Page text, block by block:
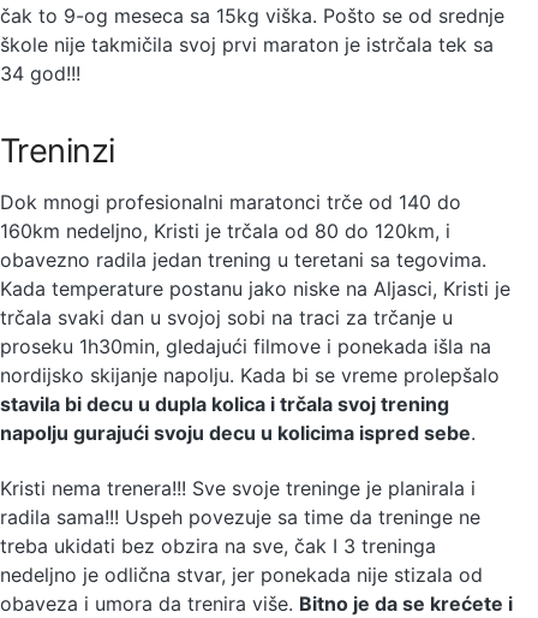
čak to 9-og meseca sa 15kg viška. Pošto se od srednje
škole nije takmičila svoj prvi maraton je istrčala tek sa
34 god!!!
Treninzi
Dok mnogi profesionalni maratonci trče od 140 do
160km nedeljno, Kristi je trčala od 80 do 120km, i
obavezno radila jedan trening u teretani sa tegovima.
Kada temperature postanu jako niske na Aljasci, Kristi je
trčala svaki dan u svojoj sobi na traci za trčanje u
proseku 1h30min, gledajući filmove i ponekada išla na
nordijsko skijanje napolju. Kada bi se vreme prolepšalo
stavila bi decu u dupla kolica i trčala svoj trening
napolju gurajući svoju decu u kolicima ispred sebe.
Kristi nema trenera!!! Sve svoje treninge je planirala i
radila sama!!! Uspeh povezuje sa time da treninge ne
treba ukidati bez obzira na sve, čak I 3 treninga
nedeljno je odlična stvar, jer ponekada nije stizala od
obaveza i umora da trenira više. Bitno je da se krećete i